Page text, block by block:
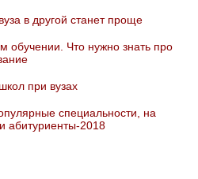
в другой станет проще
Что нужно знать про
при вузах
специальности, на
абитуриенты-2018